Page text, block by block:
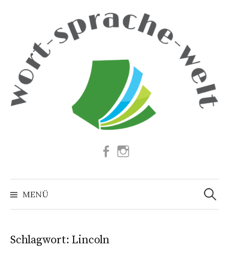
Facebook
MENÜ
Suchen
nach:
Schlagwort: Lincoln